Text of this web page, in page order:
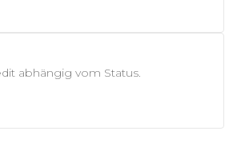
abhängig vom Status.